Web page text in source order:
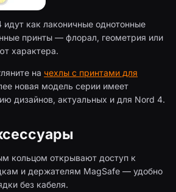
как лаконичные однотонные
принты — флорал, геометрия или
характера.
на чехлы с принтами для
новая модель серии имеет
дизайнов, актуальных и для Nord 4.
кольцом открывают доступ к
и держателям MagSafe — удобно
без кабеля.